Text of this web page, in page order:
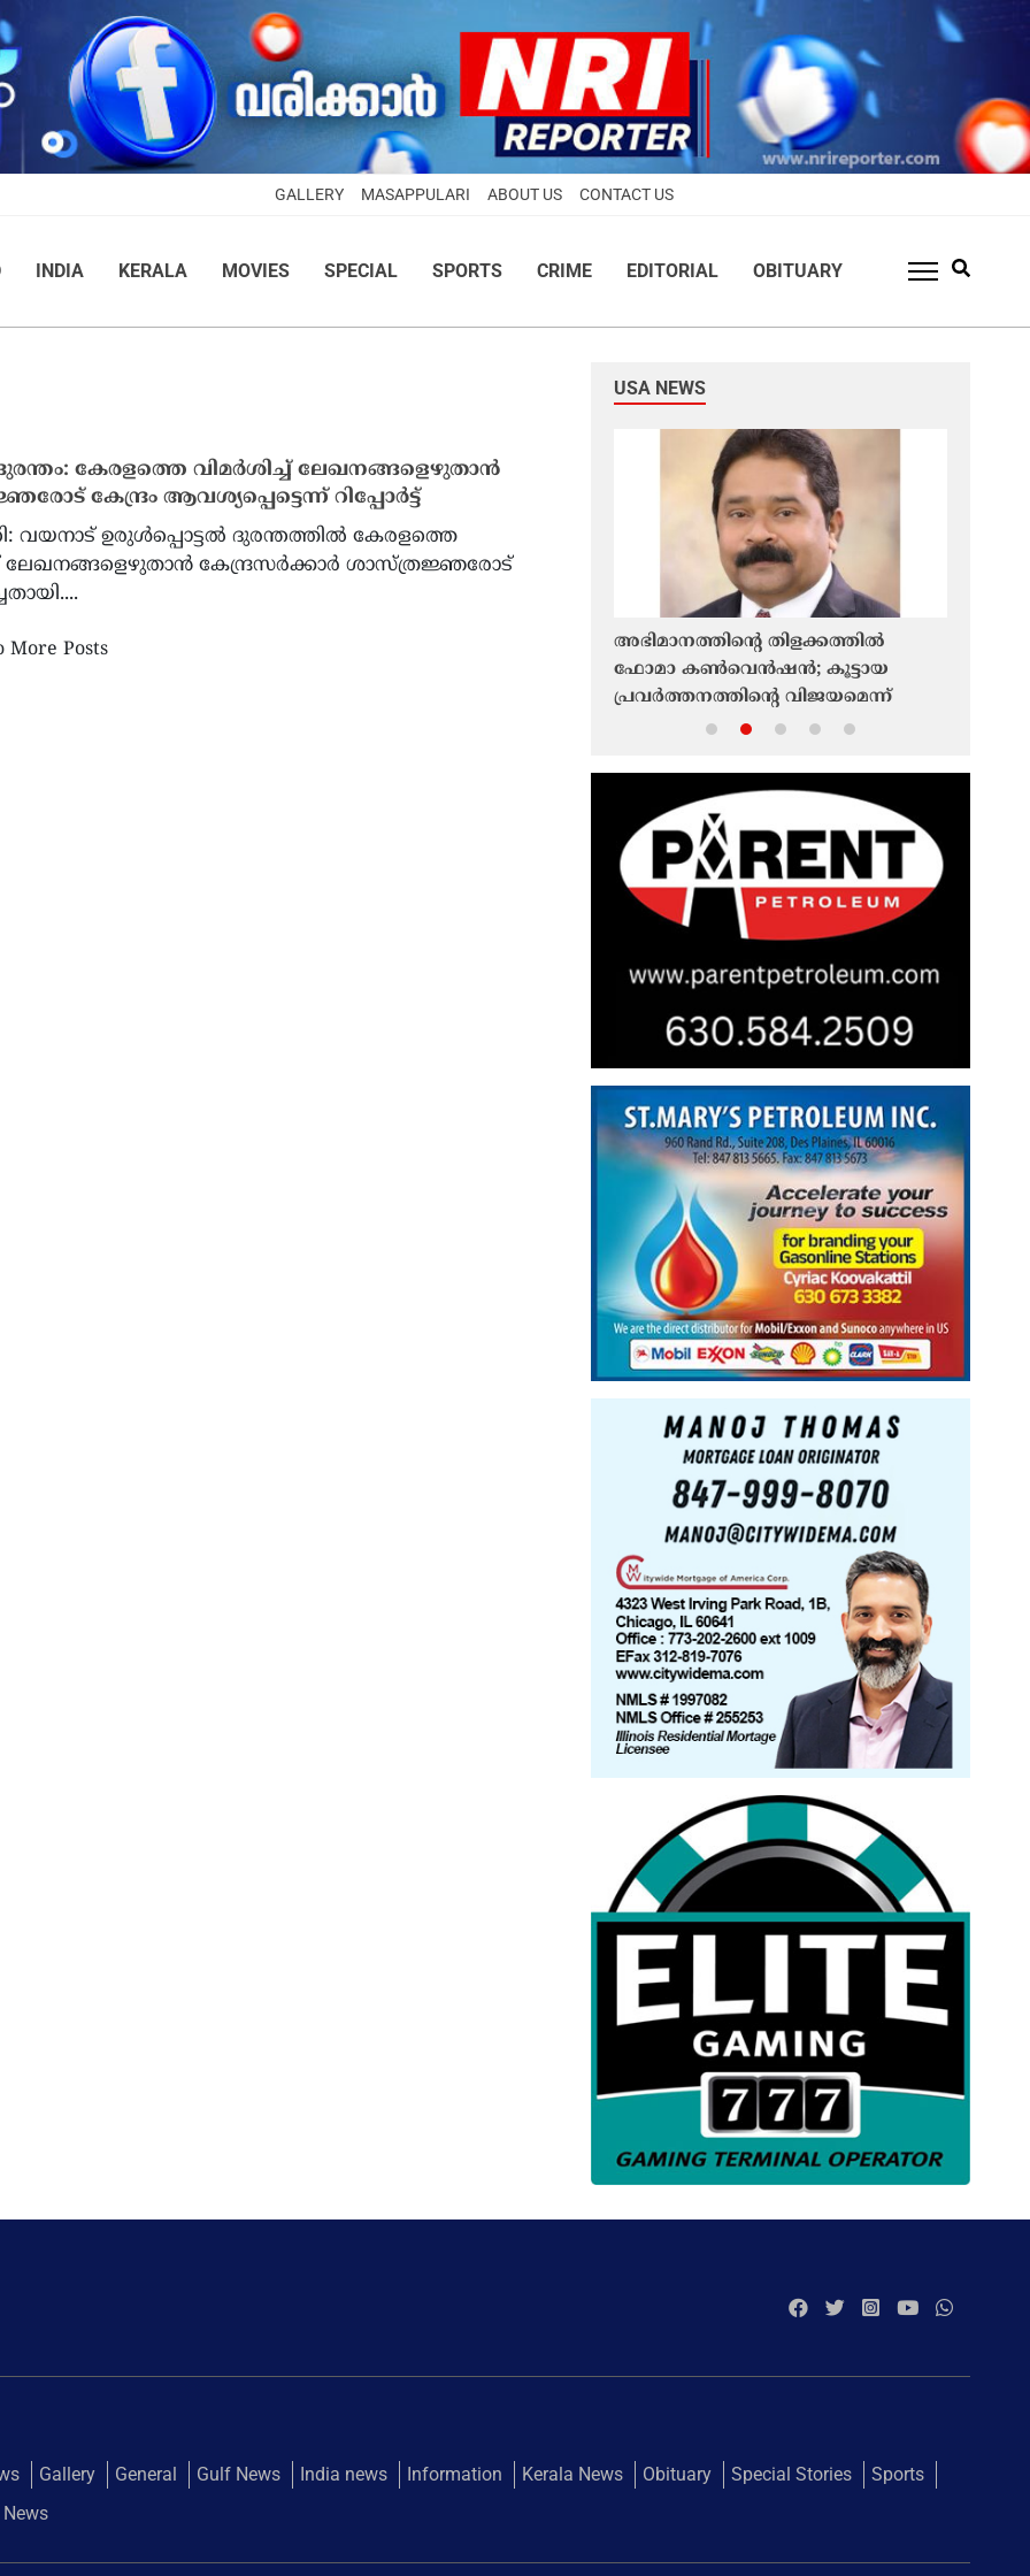
GALLERY MASAPPULARI ABOUT US CONTACT US
INDIA KERALA MOVIES SPECIAL SPORTS CRIME EDITORIAL OBITUARY
കേരളത്തെ വിമർശിച്ച് ലേഖനങ്ങളെഴുതാൻ
കേന്ദ്രം ആവശ്യപ്പെട്ടെന്ന് റിപ്പോർട്ട്
വയനാട് ഉരുള്‍പ്പൊട്ടല്‍ ദുരന്തത്തില്‍ കേരളത്തെ
ലേഖനങ്ങളെഴുതാന്‍ കേന്ദ്രസര്‍ക്കാര്‍ ശാസ്ത്രജ്ഞരോട്
More Posts
USA NEWS
ഈസ്റ്റ് സംഘർഷം: ആഗോള
അഭിമാനത്തിന്റെ തിളക്കത്തില്‍
ഫോമാ കണ്‍വെന്‍ഷന്‍; കൂട്ടായ
പ്രവര്‍ത്തനത്തിന്റെ വിജയമെന്ന്
ബേബി മണക്കുന്നേല്‍
Gallery General Gulf News India news Information Kerala News Obituary Special Stories
Sports